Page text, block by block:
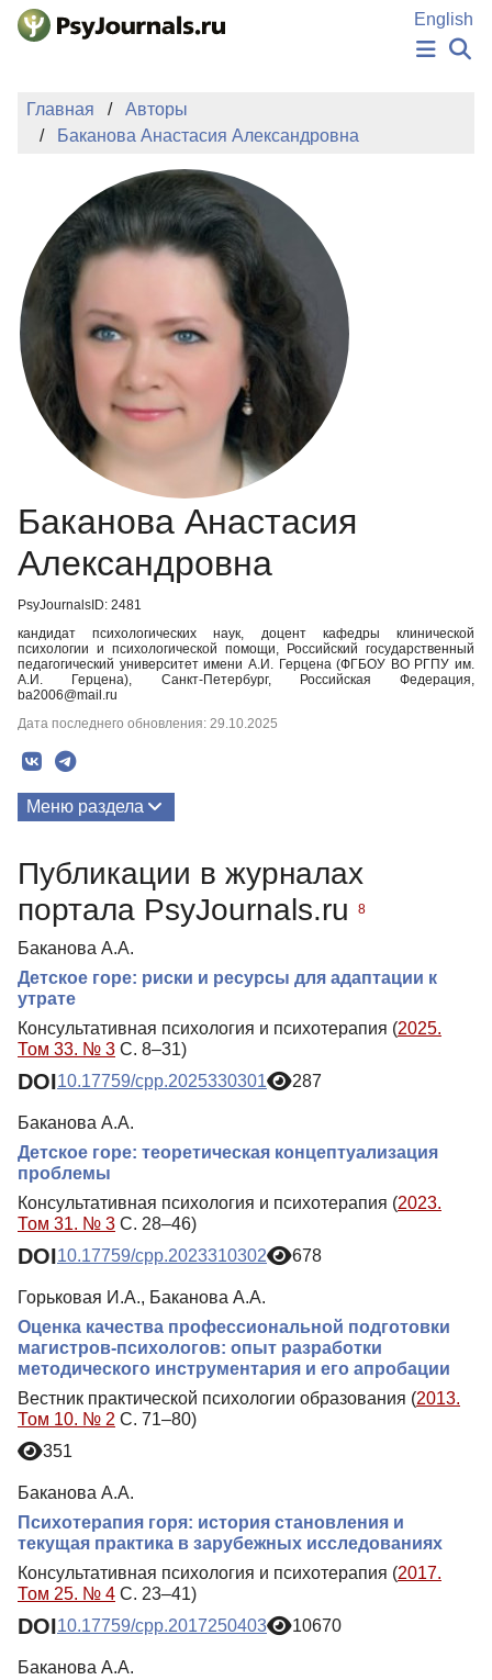
Перейти к основному содержанию
English
ИЗДАНИЯ
ПОДАТЬ РУКОПИСЬ
БАЗА ЗНАНИЙ
КЛЮЧЕВЫЕ СЛОВА
Регистрация
Главная
Авторы
Баканова Анастасия Александровна
Баканова Анастасия
Александровна
PsyJournalsID: 2481
кандидат психологических наук, доцент кафедры клинической
психологии и психологической помощи, Российский государственный
педагогический университет имени А.И. Герцена (ФГБОУ ВО РГПУ им.
А.И. Герцена), Санкт-Петербург, Российская Федерация,
ba2006@mail.ru
Дата последнего обновления: 29.10.2025
Меню раздела
Биография
Медиа-материалы
Публикации в журналах
портала PsyJournals.ru
8
Баканова А.А.
Детское горе: риски и ресурсы для адаптации к
утрате
Консультативная психология и психотерапия (2025.
Том 33. № 3 С. 8–31)
DOI10.17759/cpp.2025330301 287
Баканова А.А.
Детское горе: теоретическая концептуализация
проблемы
Консультативная психология и психотерапия (2023.
Том 31. № 3 С. 28–46)
DOI10.17759/cpp.2023310302 678
Горьковая И.А., Баканова А.А.
Оценка качества профессиональной подготовки
магистров-психологов: опыт разработки
методического инструментария и его апробации
Вестник практической психологии образования (2013.
Том 10. № 2 С. 71–80)
351
Баканова А.А.
Психотерапия горя: история становления и
текущая практика в зарубежных исследованиях
Консультативная психология и психотерапия (2017.
Том 25. № 4 С. 23–41)
DOI10.17759/cpp.2017250403 10670
Баканова А.А.